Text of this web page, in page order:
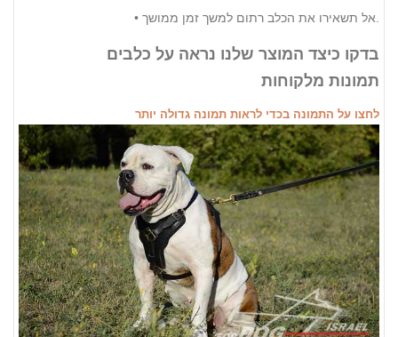
בדקו כיצד המוצר שלנו נראה על כלבים
תמונות מלקוחות
לחצו על התמונה בכדי לראות תמונה גדולה יותר